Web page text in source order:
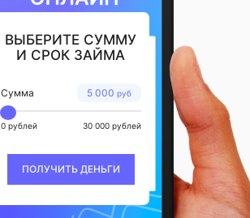
ВЫБЕРИТЕ СУММУ
И СРОК ЗАЙМА
5 000 руб
Сумма
0 рублей 30 000 рублей
ПОЛУЧИТЬ ДЕНЬГИ